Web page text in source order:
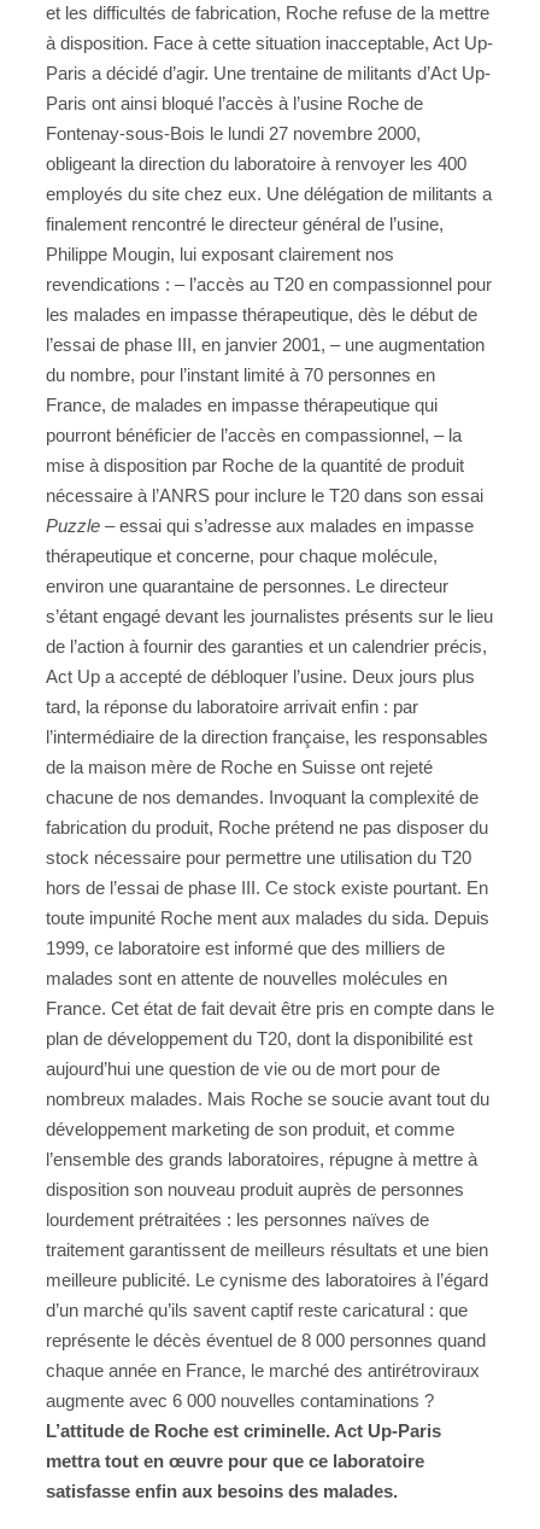
et les difficultés de fabrication, Roche refuse de la mettre
à disposition. Face à cette situation inacceptable, Act Up-
Paris a décidé d’agir. Une trentaine de militants d’Act Up-
Paris ont ainsi bloqué l’accès à l’usine Roche de
Fontenay-sous-Bois le lundi 27 novembre 2000,
obligeant la direction du laboratoire à renvoyer les 400
employés du site chez eux. Une délégation de militants a
finalement rencontré le directeur général de l’usine,
Philippe Mougin, lui exposant clairement nos
revendications : – l’accès au T20 en compassionnel pour
les malades en impasse thérapeutique, dès le début de
l’essai de phase III, en janvier 2001, – une augmentation
du nombre, pour l’instant limité à 70 personnes en
France, de malades en impasse thérapeutique qui
pourront bénéficier de l’accès en compassionnel, – la
mise à disposition par Roche de la quantité de produit
nécessaire à l’ANRS pour inclure le T20 dans son essai
Puzzle – essai qui s’adresse aux malades en impasse
thérapeutique et concerne, pour chaque molécule,
environ une quarantaine de personnes. Le directeur
s’étant engagé devant les journalistes présents sur le lieu
de l’action à fournir des garanties et un calendrier précis,
Act Up a accepté de débloquer l’usine. Deux jours plus
tard, la réponse du laboratoire arrivait enfin : par
l’intermédiaire de la direction française, les responsables
de la maison mère de Roche en Suisse ont rejeté
chacune de nos demandes. Invoquant la complexité de
fabrication du produit, Roche prétend ne pas disposer du
stock nécessaire pour permettre une utilisation du T20
hors de l’essai de phase III. Ce stock existe pourtant. En
toute impunité Roche ment aux malades du sida. Depuis
1999, ce laboratoire est informé que des milliers de
malades sont en attente de nouvelles molécules en
France. Cet état de fait devait être pris en compte dans le
plan de développement du T20, dont la disponibilité est
aujourd’hui une question de vie ou de mort pour de
nombreux malades. Mais Roche se soucie avant tout du
développement marketing de son produit, et comme
l’ensemble des grands laboratoires, répugne à mettre à
disposition son nouveau produit auprès de personnes
lourdement prétraitées : les personnes naïves de
traitement garantissent de meilleurs résultats et une bien
meilleure publicité. Le cynisme des laboratoires à l’égard
d’un marché qu’ils savent captif reste caricatural : que
représente le décès éventuel de 8 000 personnes quand
chaque année en France, le marché des antirétroviraux
augmente avec 6 000 nouvelles contaminations ?
L’attitude de Roche est criminelle. Act Up-Paris
mettra tout en œuvre pour que ce laboratoire
satisfasse enfin aux besoins des malades.